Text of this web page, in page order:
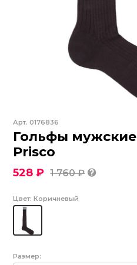
Арт.0176836
Гольфы мужские
Prisco
528 ₽ 1 760 ₽
Цвет: Коричневый
Размер: